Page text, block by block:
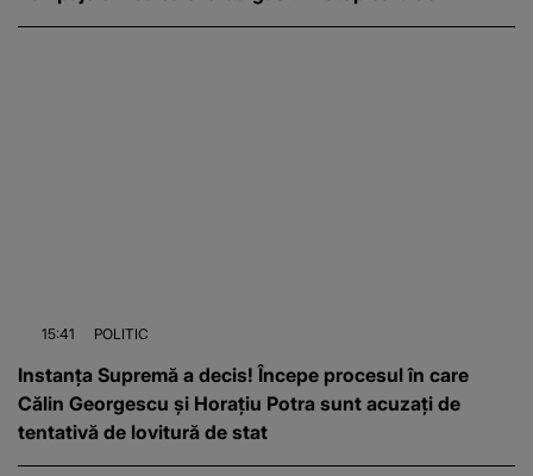
15:41 POLITIC
Instanța Supremă a decis! Începe procesul în care
Călin Georgescu și Horațiu Potra sunt acuzați de
tentativă de lovitură de stat